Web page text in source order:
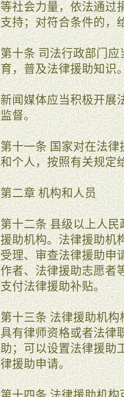
等社会力量，依法通过
支持；对符合条件的，
第十条 司法行政部门
育，普及法律援助知识
新闻媒体应当积极开展
监督。
第十一条 国家对在法
和个人，按照有关规定
第二章 机构和人员
第十二条 县级以上人
援助机构。法律援助机
受理、审查法律援助申
作者、法律援助志愿者
支付法律援助补贴。
第十三条 法律援助机
具有律师资格或者法律
助；可以设置法律援助
律援助申请。